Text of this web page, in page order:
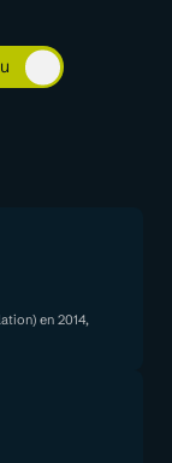
en 2014,